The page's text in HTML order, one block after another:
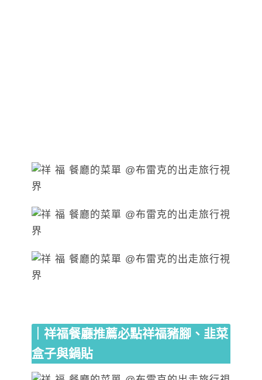
｜祥福餐廳推薦必點祥福豬腳、韭菜
盒子與鍋貼